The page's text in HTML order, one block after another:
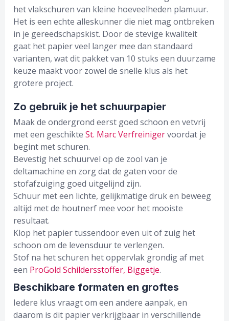
het vlakschuren van kleine hoeveelheden plamuur.
Het is een echte alleskunner die niet mag ontbreken
in je gereedschapskist. Door de stevige kwaliteit
gaat het papier veel langer mee dan standaard
varianten, wat dit pakket van 10 stuks een duurzame
keuze maakt voor zowel de snelle klus als het
grotere project.
Zo gebruik je het schuurpapier
Maak de ondergrond eerst goed schoon en vetvrij
met een geschikte St. Marc Verfreinigervoordat je
begint met schuren.
Bevestig het schuurvel op de zool van je
deltamachine en zorg dat de gaten voor de
stofafzuiging goed uitgelijnd zijn.
Schuur met een lichte, gelijkmatige druk en beweeg
altijd met de houtnerf mee voor het mooiste
resultaat.
Klop het papier tussendoor even uit of zuig het
schoon om de levensduur te verlengen.
Stof na het schuren het oppervlak grondig af met
een ProGold Schildersstoffer, Biggetje.
Beschikbare formaten en groftes
Iedere klus vraagt om een andere aanpak, en
daarom is dit papier verkrijgbaar in verschillende